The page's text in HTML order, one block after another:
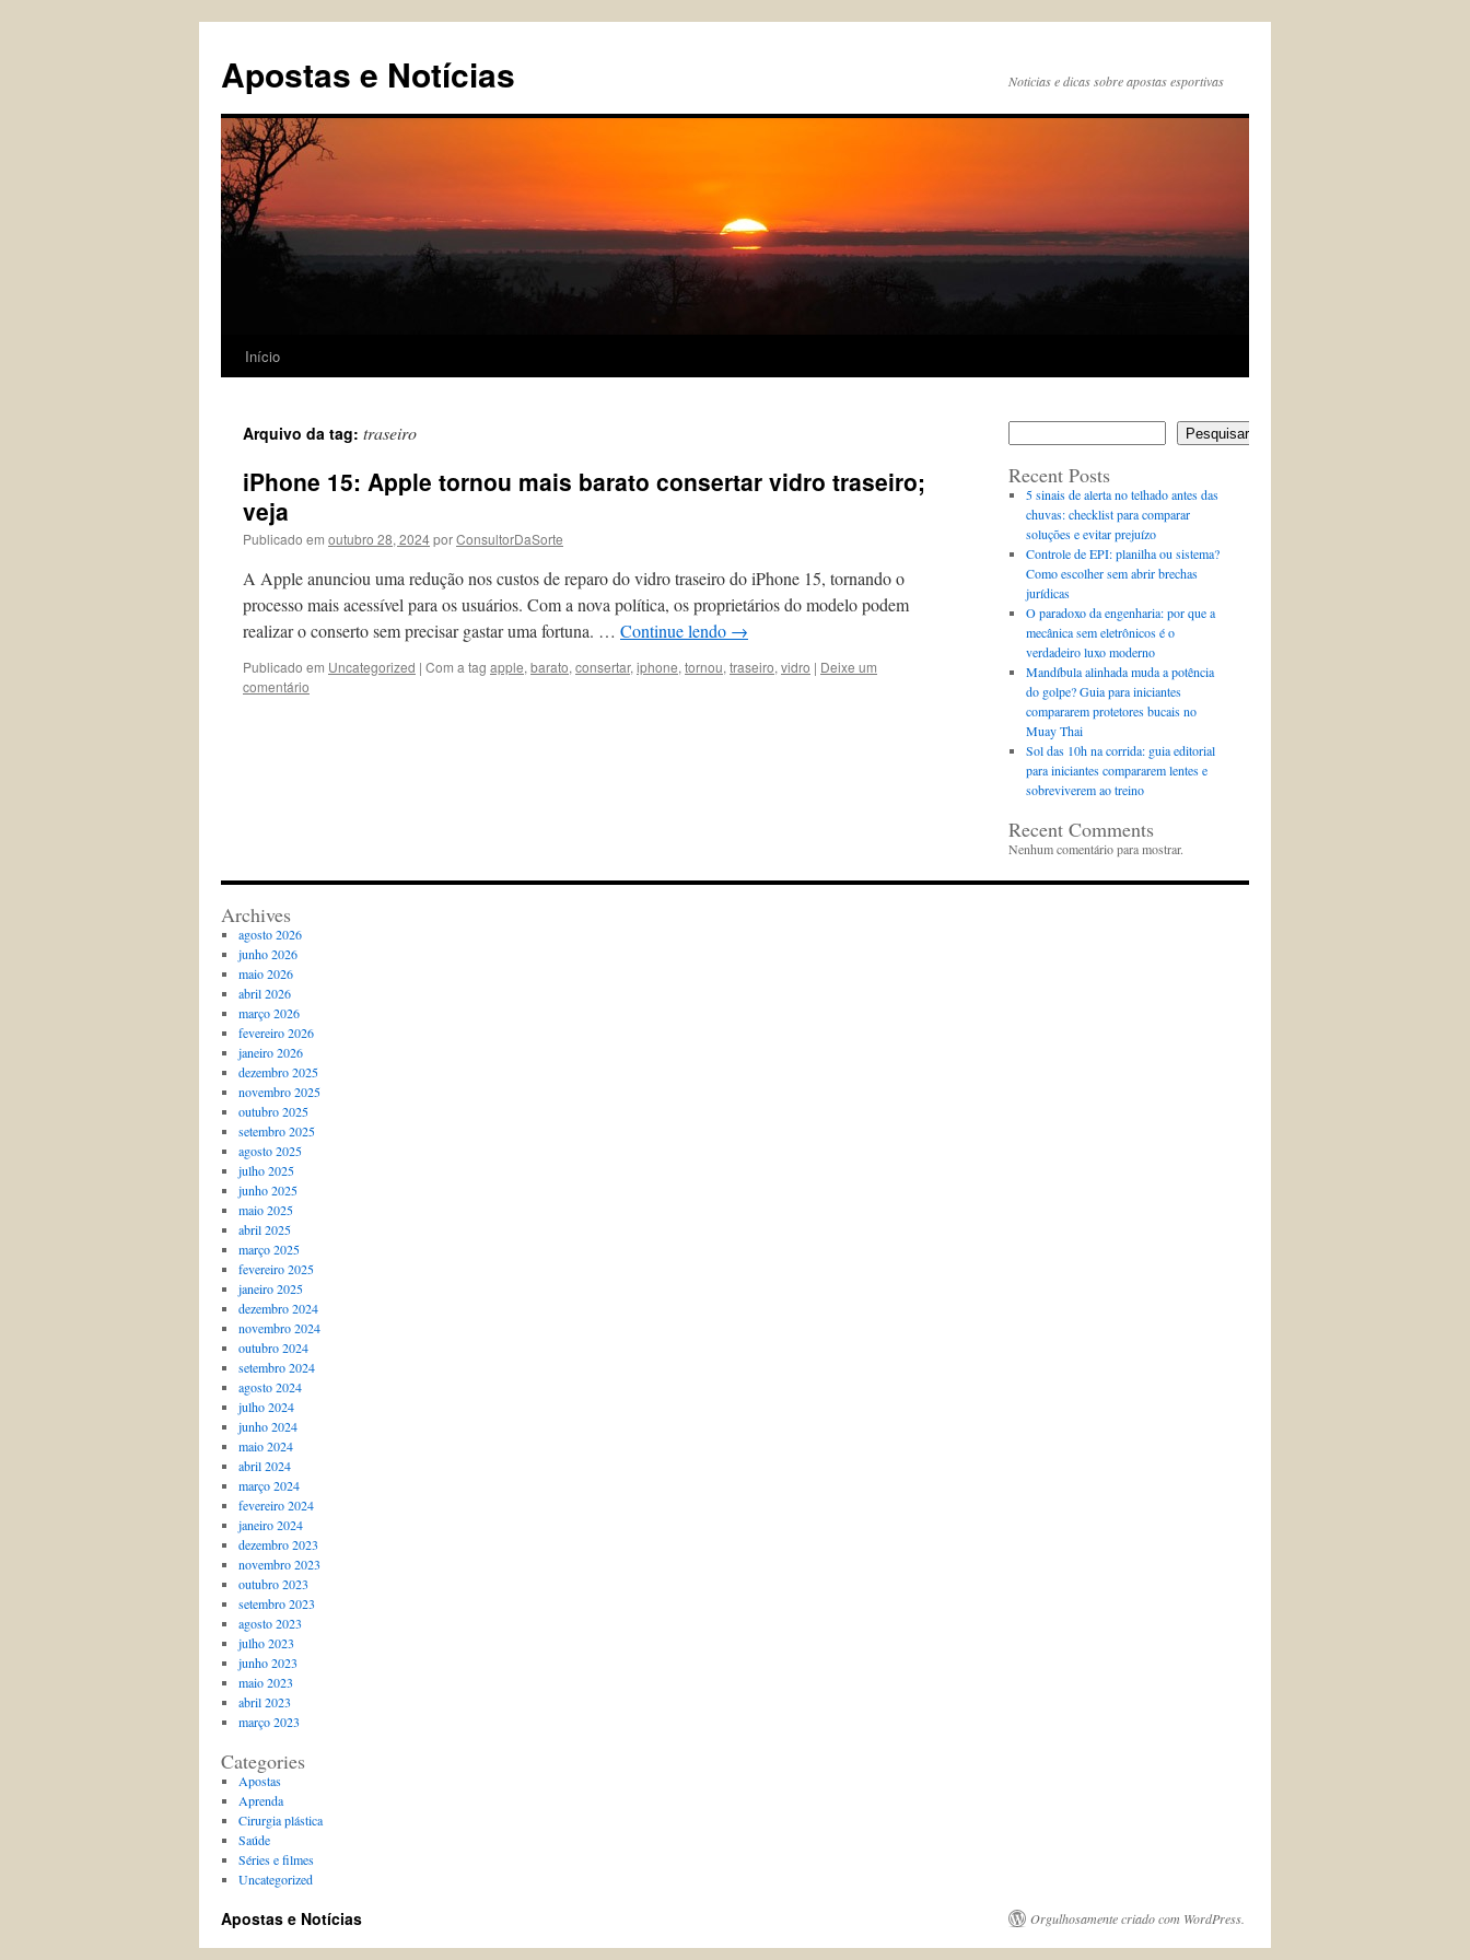
conteúdo
Apostas e Notícias Noticias e dicas sobre apostas esportivas
Início
Arquivo da tag: traseiro
iPhone 15: Apple tornou mais barato consertar vidro traseiro;
veja
Publicado em outubro 28, 2024porConsultorDaSorte
A Apple anunciou uma redução nos custos de reparo do vidro traseiro do iPhone 15, tornando o
processo mais acessível para os usuários. Com a nova política, os proprietários do modelo podem
realizar o conserto sem precisar gastar uma fortuna. … Continue lendo →
Publicado em Uncategorized | Com a tag apple, barato, consertar, iphone, tornou, traseiro, vidro | Deixe um
comentário
Pesquisar
Recent Posts
5 sinais de alerta no telhado antes das
chuvas: checklist para comparar
soluções e evitar prejuízo
Controle de EPI: planilha ou sistema?
Como escolher sem abrir brechas
jurídicas
O paradoxo da engenharia: por que a
mecânica sem eletrônicos é o
verdadeiro luxo moderno
Mandíbula alinhada muda a potência
do golpe? Guia para iniciantes
compararem protetores bucais no
Muay Thai
Sol das 10h na corrida: guia editorial
para iniciantes compararem lentes e
sobreviverem ao treino
Recent Comments
Nenhum comentário para mostrar.
Archives
agosto 2026
junho 2026
maio 2026
abril 2026
março 2026
fevereiro 2026
janeiro 2026
dezembro 2025
novembro 2025
outubro 2025
setembro 2025
agosto 2025
julho 2025
junho 2025
maio 2025
abril 2025
março 2025
fevereiro 2025
janeiro 2025
dezembro 2024
novembro 2024
outubro 2024
setembro 2024
agosto 2024
julho 2024
junho 2024
maio 2024
abril 2024
março 2024
fevereiro 2024
janeiro 2024
dezembro 2023
novembro 2023
outubro 2023
setembro 2023
agosto 2023
julho 2023
junho 2023
maio 2023
abril 2023
março 2023
Categories
Apostas
Aprenda
Cirurgia plástica
Saúde
Séries e filmes
Uncategorized
Apostas e Notícias Orgulhosamente criado com WordPress.